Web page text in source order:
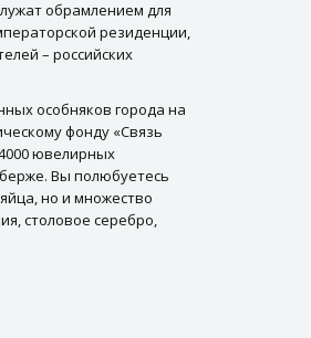
обрамлением для
резиденции,
– российских
особняков города на
фонду «Связь
ювелирных
Вы полюбуетесь
но и множество
столовое серебро,